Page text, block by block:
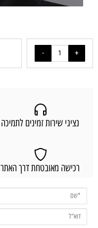
נציגי שירות זמינים לתמיכה
רכישה מאובטחת דרך האתר